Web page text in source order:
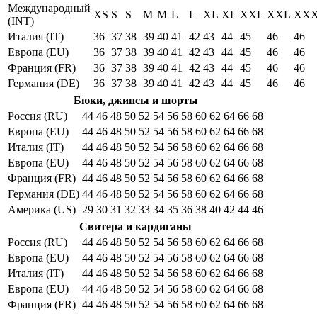
Международный
(INT)
XS S S M M L L XL XL XXL XXL
Италия (IT)
36 37 38 39 40 41 42 43 44 45 46
46
Европа (EU)
36 37 38 39 40 41 42 43 44 45 46
46
Франция (FR)
36 37 38 39 40 41 42 43 44 45 46
46
Германия (DE)
36 37 38 39 40 41 42 43 44 45 46
46
Бюки, джинсы и шорты
Россия (RU)
44 46 48 50 52 54 56 58 60 62 64 66 68
Европа (EU)
44 46 48 50 52 54 56 58 60 62 64 66 68
Италия (IT)
44 46 48 50 52 54 56 58 60 62 64 66 68
Европа (EU)
44 46 48 50 52 54 56 58 60 62 64 66 68
Франция (FR) 44 46 48 50 52 54 56 58 60 62 64 66 68
Германия (DE) 44 46 48 50 52 54 56 58 60 62 64 66 68
Америка (US) 29 30 31 32 33 34 35 36 38 40 42 44 46
Свитера и кардиганы
Россия (RU)
44 46 48 50 52 54 56 58 60 62 64 66 68
Европа (EU)
44 46 48 50 52 54 56 58 60 62 64 66 68
Италия (IT)
44 46 48 50 52 54 56 58 60 62 64 66 68
Европа (EU)
44 46 48 50 52 54 56 58 60 62 64 66 68
Франция (FR) 44 46 48 50 52 54 56 58 60 62 64 66 68